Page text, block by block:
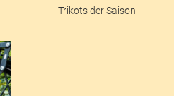
Trikots der Saison